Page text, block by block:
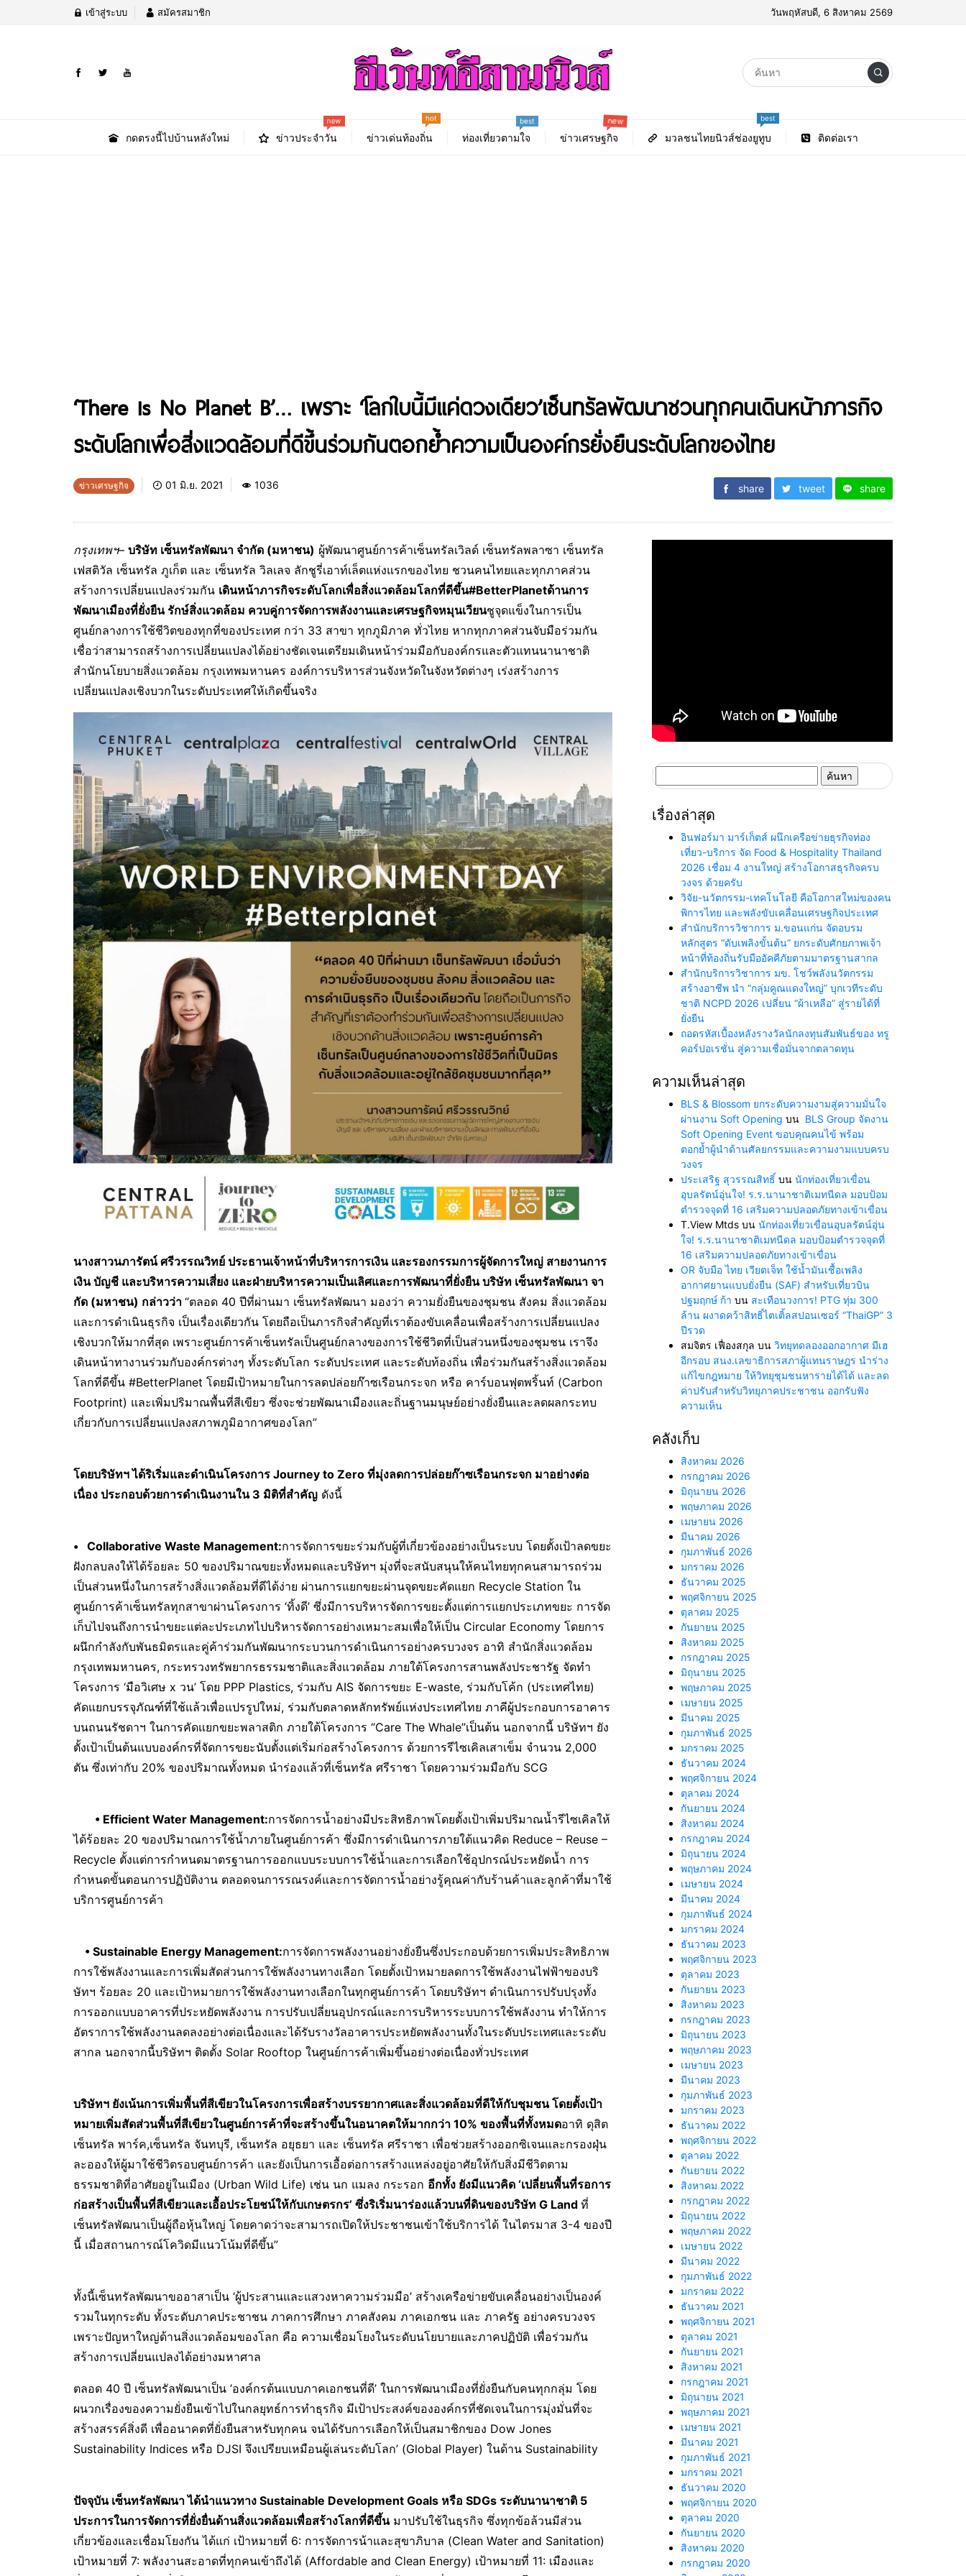
เข้าสู่ระบบ สมัครสมาชิก วันพฤหัสบดี, 6 สิงหาคม 2569
กดตรงนี้ไปบ้านหลังใหม่ ข่าวประจำวัน
new
ข่าวเด่นท้องถิ่น
hot
ท่องเที่ยวตามใจ
best
ข่าวเศรษฐกิจ
new
มวลชนไทยนิวส์ช่องยูทูบ
best
ติดต่อเรา
‘There is No Planet B’… เพราะ ‘โลกใบนี้มีแค่ดวงเดียว’เซ็นทรัลพัฒนาชวนทุกคนเดินหน้าภารกิจ
ระดับโลกเพื่อสิ่งแวดล้อมที่ดีขึ้นร่วมกันตอกย้ำความเป็นองค์กรยั่งยืนระดับโลกของไทย
ข่าวเศรษฐกิจ 01 มิ.ย. 2021 1036 share tweet share
กรุงเทพฯ– บริษัท เซ็นทรัลพัฒนา จำกัด (มหาชน) ผู้พัฒนาศูนย์การค้าเซ็นทรัลเวิลด์ เซ็นทรัลพลาซา เซ็นทรัล
เฟสติวัล เซ็นทรัล ภูเก็ต และ เซ็นทรัล วิลเลจ ลักชูรี่เอาท์เล็ตแห่งแรกของไทย ชวนคนไทยและทุกภาคส่วน
สร้างการเปลี่ยนแปลงร่วมกัน เดินหน้าภารกิจระดับโลกเพื่อสิ่งแวดล้อมโลกที่ดีขึ้น#BetterPlanetด้านการ
พัฒนาเมืองที่ยั่งยืน รักษ์สิ่งแวดล้อม ควบคู่การจัดการพลังงานและเศรษฐกิจหมุนเวียนชูจุดแข็งในการเป็น
ศูนย์กลางการใช้ชีวิตของทุกที่ของประเทศ กว่า 33 สาขา ทุกภูมิภาค ทั่วไทย หากทุกภาคส่วนจับมือร่วมกัน
เชื่อว่าสามารถสร้างการเปลี่ยนแปลงได้อย่างชัดเจนเตรียมเดินหน้าร่วมมือกับองค์กรและตัวแทนนานาชาติ
สำนักนโยบายสิ่งแวดล้อม กรุงเทพมหานคร องค์การบริหารส่วนจังหวัดในจังหวัดต่างๆ เร่งสร้างการ
เปลี่ยนแปลงเชิงบวกในระดับประเทศให้เกิดขึ้นจริง
นางสาวนภารัตน์ ศรีวรรณวิทย์ ประธานเจ้าหน้าที่บริหารการเงิน และรองกรรมการผู้จัดการใหญ่ สายงานการ
เงิน บัญชี และบริหารความเสี่ยง และฝ่ายบริหารความเป็นเลิศและการพัฒนาที่ยั่งยืน บริษัท เซ็นทรัลพัฒนา จา
กัด (มหาชน) กล่าวว่า “ตลอด 40 ปีที่ผ่านมา เซ็นทรัลพัฒนา มองว่า ความยั่งยืนของชุมชน สังคม สิ่งแวดล้อม
และการดำเนินธุรกิจ เป็นเรื่องเดียวกัน โดยถือเป็นภารกิจสำคัญที่เราต้องขับเคลื่อนเพื่อสร้างการเปลี่ยนแปลง
เชิงบวกให้มากที่สุด เพราะศูนย์การค้าเซ็นทรัลเป็นศูนย์กลางของการใช้ชีวิตที่เป็นส่วนหนึ่งของชุมชน เราจึง
เดินหน้าทางานร่วมกับองค์กรต่างๆ ทั้งระดับโลก ระดับประเทศ และระดับท้องถิ่น เพื่อร่วมกันสร้างสิ่งแวดล้อม
โลกที่ดีขึ้น #BetterPlanet โดยมีเป้าหมายในการลดปล่อยก๊าซเรือนกระจก หรือ คาร์บอนฟุตพริ้นท์ (Carbon
Footprint) และเพิ่มปริมาณพื้นที่สีเขียว ซึ่งจะช่วยพัฒนาเมืองและถิ่นฐานมนุษย์อย่างยั่งยืนและลดผลกระทบ
เกี่ยวกับการเปลี่ยนแปลงสภาพภูมิอากาศของโลก”
โดยบริษัทฯ ได้ริเริ่มและดำเนินโครงการ Journey to Zero ที่มุ่งลดการปล่อยก๊าซเรือนกระจก มาอย่างต่อ
เนื่อง ประกอบด้วยการดำเนินงานใน 3 มิติที่สำคัญ ดังนี้
• Collaborative Waste Management:การจัดการขยะร่วมกับผู้ที่เกี่ยวข้องอย่างเป็นระบบ โดยตั้งเป้าลดขยะ
ฝังกลบลงให้ได้ร้อยละ 50 ของปริมาณขยะทั้งหมดและบริษัทฯ มุ่งที่จะสนับสนุนให้คนไทยทุกคนสามารถร่วม
เป็นส่วนหนึ่งในการสร้างสิ่งแวดล้อมที่ดีได้ง่าย ผ่านการแยกขยะผ่านจุดขยะคัดแยก Recycle Station ใน
ศูนย์การค้าเซ็นทรัลทุกสาขาผ่านโครงการ ‘ทิ้งดี’ ซึ่งมีการบริหารจัดการขยะตั้งแต่การแยกประเภทขยะ การจัด
เก็บไปจนถึงการนำขยะแต่ละประเภทไปบริหารจัดการอย่างเหมาะสมเพื่อให้เป็น Circular Economy โดยการ
ผนึกกำลังกับพันธมิตรและคู่ค้าร่วมกันพัฒนากระบวนการดำเนินการอย่างครบวงจร อาทิ สำนักสิ่งแวดล้อม
กรุงเทพมหานคร, กระทรวงทรัพยากรธรรมชาติและสิ่งแวดล้อม ภายใต้โครงการสานพลังประชารัฐ จัดทำ
โครงการ ‘มือวิเศษ x วน’ โดย PPP Plastics, ร่วมกับ AIS จัดการขยะ E-waste, ร่วมกับโค้ก (ประเทศไทย)
คัดแยกบรรจุภัณฑ์ที่ใช้แล้วเพื่อแปรรูปใหม่, ร่วมกับตลาดหลักทรัพย์แห่งประเทศไทย ภาคีผู้ประกอบการอาคาร
บนถนนรัชดาฯ ในการคัดแยกขยะพลาสติก ภายใต้โครงการ “Care The Whale”เป็นต้น นอกจากนี้ บริษัทฯ ยัง
ตั้งเป้าเป็นต้นแบบองค์กรที่จัดการขยะนับตั้งแต่เริ่มก่อสร้างโครงการ ด้วยการรีไซเคิลเสาเข็ม จำนวน 2,000
ตัน ซึ่งเท่ากับ 20% ของปริมาณทั้งหมด นำร่องแล้วที่เซ็นทรัล ศรีราชา โดยความร่วมมือกับ SCG
• Efficient Water Management:การจัดการน้ำอย่างมีประสิทธิภาพโดยตั้งเป้าเพิ่มปริมาณน้ำรีไซเคิลให้
ได้ร้อยละ 20 ของปริมาณการใช้น้ำภายในศูนย์การค้า ซึ่งมีการดำเนินการภายใต้แนวคิด Reduce – Reuse –
Recycle ตั้งแต่การกำหนดมาตรฐานการออกแบบระบบการใช้น้ำและการเลือกใช้อุปกรณ์ประหยัดน้ำ การ
กำหนดขั้นตอนการปฏิบัติงาน ตลอดจนการรณรงค์และการจัดการน้ำอย่างรู้คุณค่ากับร้านค้าและลูกค้าที่มาใช้
บริการศูนย์การค้า
• Sustainable Energy Management:การจัดการพลังงานอย่างยั่งยืนซึ่งประกอบด้วยการเพิ่มประสิทธิภาพ
การใช้พลังงานและการเพิ่มสัดส่วนการใช้พลังงานทางเลือก โดยตั้งเป้าหมายลดการใช้พลังงานไฟฟ้าของบริ
ษัทฯ ร้อยละ 20 และเป้าหมายการใช้พลังงานทางเลือกในทุกศูนย์การค้า โดยบริษัทฯ ดำเนินการปรับปรุงทั้ง
การออกแบบอาคารที่ประหยัดพลังงาน การปรับเปลี่ยนอุปกรณ์และการบริหารระบบการใช้พลังงาน ทำให้การ
อัตราการใช้พลังงานลดลงอย่างต่อเนื่องและได้รับรางวัลอาคารประหยัดพลังงานทั้งในระดับประเทศและระดับ
สากล นอกจากนี้บริษัทฯ ติดตั้ง Solar Rooftop ในศูนย์การค้าเพิ่มขึ้นอย่างต่อเนื่องทั่วประเทศ
บริษัทฯ ยังเน้นการเพิ่มพื้นที่สีเขียวในโครงการเพื่อสร้างบรรยากาศและสิ่งแวดล้อมที่ดีให้กับชุมชน โดยตั้งเป้า
หมายเพิ่มสัดส่วนพื้นที่สีเขียวในศูนย์การค้าที่จะสร้างขึ้นในอนาคตให้มากกว่า 10% ของพื้นที่ทั้งหมดอาทิ ดุสิต
เซ็นทรัล พาร์ค,เซ็นทรัล จันทบุรี, เซ็นทรัล อยุธยา และ เซ็นทรัล ศรีราชา เพื่อช่วยสร้างออกซิเจนและกรองฝุ่น
ละอองให้ผู้มาใช้ชีวิตรอบศูนย์การค้า และยังเป็นการเอื้อต่อการสร้างแหล่งอยู่อาศัยให้กับสิ่งมีชีวิตตาม
ธรรมชาติที่อาศัยอยู่ในเมือง (Urban Wild Life) เช่น นก แมลง กระรอก อีกทั้ง ยังมีแนวคิด ‘เปลี่ยนพื้นที่รอการ
ก่อสร้างเป็นพื้นที่สีเขียวและเอื้อประโยชน์ให้กับเกษตรกร’ ซึ่งริเริ่มนาร่องแล้วบนที่ดินของบริษัท G Land ที่
เซ็นทรัลพัฒนาเป็นผู้ถือหุ้นใหญ่ โดยคาดว่าจะสามารถเปิดให้ประชาชนเข้าใช้บริการได้ ในไตรมาส 3-4 ของปี
นี้ เมื่อสถานการณ์โควิดมีแนวโน้มที่ดีขึ้น”
ทั้งนี้เซ็นทรัลพัฒนาขออาสาเป็น ‘ผู้ประสานและแสวงหาความร่วมมือ’ สร้างเครือข่ายขับเคลื่อนอย่างเป็นองค์
รวมในทุกระดับ ทั้งระดับภาคประชาชน ภาคการศึกษา ภาคสังคม ภาคเอกชน และ ภาครัฐ อย่างครบวงจร
เพราะปัญหาใหญ่ด้านสิ่งแวดล้อมของโลก คือ ความเชื่อมโยงในระดับนโยบายและภาคปฏิบัติ เพื่อร่วมกัน
สร้างการเปลี่ยนแปลงได้อย่างมหาศาล
ตลอด 40 ปี เซ็นทรัลพัฒนาเป็น ’องค์กรต้นแบบภาคเอกชนที่ดี’ ในการพัฒนาเมืองที่ยั่งยืนกับคนทุกกลุ่ม โดย
ผนวกเรื่องของความยั่งยืนเข้าไปในกลยุทธ์การทำธุรกิจ มีเป้าประสงค์ขององค์กรที่ชัดเจนในการมุ่งมั่นที่จะ
สร้างสรรค์สิ่งดี เพื่ออนาคตที่ยั่งยืนสาหรับทุกคน จนได้รับการเลือกให้เป็นสมาชิกของ Dow Jones
Sustainability Indices หรือ DJSI จึงเปรียบเหมือนผู้เล่นระดับโลก’ (Global Player) ในด้าน Sustainability
ปัจจุบัน เซ็นทรัลพัฒนา ได้นำแนวทาง Sustainable Development Goals หรือ SDGs ระดับนานาชาติ 5
ประการในการจัดการที่ยั่งยื่นด้านสิ่งแวดล้อมเพื่อสร้างโลกที่ดีขึ้นมาปรับใช้ในธุรกิจ ซึ่งทุกข้อล้วนมีส่วน
เกี่ยวข้องและเชื่อมโยงกัน ได้แก่ เป้าหมายที่ 6: การจัดการน้าและสุขาภิบาล (Clean Water and Sanitation)
เป้าหมายที่ 7: พลังงานสะอาดที่ทุกคนเข้าถึงได้ (Affordable and Clean Energy) เป้าหมายที่ 11: เมืองและ
สำหรับ:
เรื่องล่าสุด
อินฟอร์มา มาร์เก็ตส์ ผนึกเครือข่ายธุรกิจท่อง
เที่ยว-บริการ จัด Food & Hospitality Thailand
2026 เชื่อม 4 งานใหญ่ สร้างโอกาสธุรกิจครบ
วงจร ด้วยครับ
วิจัย-นวัตกรรม-เทคโนโลยี คือโอกาสใหม่ของคน
พิการไทย และพลังขับเคลื่อนเศรษฐกิจประเทศ
สำนักบริการวิชาการ ม.ขอนแก่น จัดอบรม
หลักสูตร “ดับเพลิงขั้นต้น” ยกระดับศักยภาพเจ้า
หน้าที่ท้องถิ่นรับมืออัคคีภัยตามมาตรฐานสากล
สำนักบริการวิชาการ มข. โชว์พลังนวัตกรรม
สร้างอาชีพ นำ “กลุ่มคูณแดงใหญ่” บุกเวทีระดับ
ชาติ NCPD 2026 เปลี่ยน “ผ้าเหลือ” สู่รายได้ที่
ยั่งยืน
ถอดรหัสเบื้องหลังรางวัลนักลงทุนสัมพันธ์ของ ทรู
คอร์ปอเรชั่น สู่ความเชื่อมั่นจากตลาดทุน
ความเห็นล่าสุด
BLS & Blossom ยกระดับความงามสู่ความมั่นใจ
ผ่านงาน Soft Opening บน BLS Group จัดงาน
Soft Opening Event ขอบคุณคนไข้ พร้อม
ตอกย้ำผู้นำด้านศัลยกรรมและความงามแบบครบ
วงจร
ประเสริฐ สุวรรณสิทธิ์ บน นักท่องเที่ยวเขื่อน
อุบลรัตน์อุ่นใจ! ร.ร.นานาชาติเมทนีดล มอบป้อม
ตำรวจจุดที่ 16 เสริมความปลอดภัยทางเข้าเขื่อน
T.View Mtds บน นักท่องเที่ยวเขื่อนอุบลรัตน์อุ่น
ใจ! ร.ร.นานาชาติเมทนีดล มอบป้อมตำรวจจุดที่
16 เสริมความปลอดภัยทางเข้าเขื่อน
OR จับมือ ไทย เวียตเจ็ท ใช้น้ำมันเชื้อเพลิง
อากาศยานแบบยั่งยืน (SAF) สำหรับเที่ยวบิน
ปฐมฤกษ์ ก้า บน สะเทือนวงการ! PTG ทุ่ม 300
ล้าน ผงาดคว้าสิทธิ์ไตเติ้ลสปอนเซอร์ “ThaiGP” 3
ปีรวด
สมจิตร เฟื่องสกุล บน วิทยุทดลองออกอากาศ มีเฮ
อีกรอบ สนง.เลขาธิการสภาผู้แทนราษฎร นำร่าง
แก้ไขกฎหมาย ให้วิทยุชุมชนหารายได้ได้ และลด
ค่าปรับสำหรับวิทยุภาคประชาชน ออกรับฟัง
ความเห็น
คลังเก็บ
สิงหาคม 2026
กรกฎาคม 2026
มิถุนายน 2026
พฤษภาคม 2026
เมษายน 2026
มีนาคม 2026
กุมภาพันธ์ 2026
มกราคม 2026
ธันวาคม 2025
พฤศจิกายน 2025
ตุลาคม 2025
กันยายน 2025
สิงหาคม 2025
กรกฎาคม 2025
มิถุนายน 2025
พฤษภาคม 2025
เมษายน 2025
มีนาคม 2025
กุมภาพันธ์ 2025
มกราคม 2025
ธันวาคม 2024
พฤศจิกายน 2024
ตุลาคม 2024
กันยายน 2024
สิงหาคม 2024
กรกฎาคม 2024
มิถุนายน 2024
พฤษภาคม 2024
เมษายน 2024
มีนาคม 2024
กุมภาพันธ์ 2024
มกราคม 2024
ธันวาคม 2023
พฤศจิกายน 2023
ตุลาคม 2023
กันยายน 2023
สิงหาคม 2023
กรกฎาคม 2023
มิถุนายน 2023
พฤษภาคม 2023
เมษายน 2023
มีนาคม 2023
กุมภาพันธ์ 2023
มกราคม 2023
ธันวาคม 2022
พฤศจิกายน 2022
ตุลาคม 2022
กันยายน 2022
สิงหาคม 2022
กรกฎาคม 2022
มิถุนายน 2022
พฤษภาคม 2022
เมษายน 2022
มีนาคม 2022
กุมภาพันธ์ 2022
มกราคม 2022
ธันวาคม 2021
พฤศจิกายน 2021
ตุลาคม 2021
กันยายน 2021
สิงหาคม 2021
กรกฎาคม 2021
มิถุนายน 2021
พฤษภาคม 2021
เมษายน 2021
มีนาคม 2021
กุมภาพันธ์ 2021
มกราคม 2021
ธันวาคม 2020
พฤศจิกายน 2020
ตุลาคม 2020
กันยายน 2020
สิงหาคม 2020
กรกฎาคม 2020